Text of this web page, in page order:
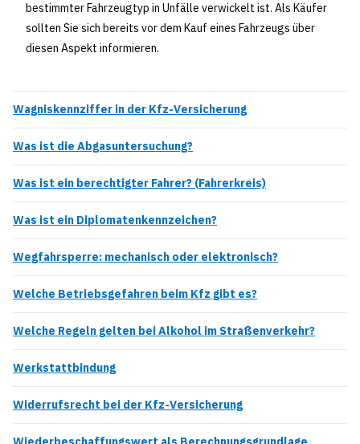
bestimmter Fahrzeugtyp in Unfälle verwickelt ist. Als Käufer
sollten Sie sich bereits vor dem Kauf eines Fahrzeugs über
diesen Aspekt informieren.
Wagniskennziffer in der Kfz-Versicherung
Was ist die Abgasuntersuchung?
Was ist ein berechtigter Fahrer? (Fahrerkreis)
Was ist ein Diplomatenkennzeichen?
Wegfahrsperre: mechanisch oder elektronisch?
Welche Betriebsgefahren beim Kfz gibt es?
Welche Regeln gelten bei Alkohol im Straßenverkehr?
Werkstattbindung
Widerrufsrecht bei der Kfz-Versicherung